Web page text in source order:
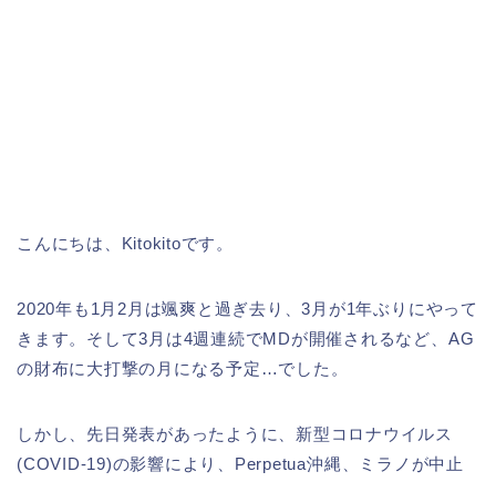
こんにちは、Kitokitoです。
2020年も1月2月は颯爽と過ぎ去り、3月が1年ぶりにやって
きます。そして3月は4週連続でMDが開催されるなど、AG
の財布に大打撃の月になる予定…でした。
しかし、先日発表があったように、新型コロナウイルス
(COVID-19)の影響により、Perpetua沖縄、ミラノが中止